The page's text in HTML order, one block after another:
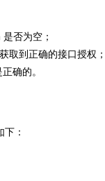
否为空；
取到正确的接口授权；
确的。
：